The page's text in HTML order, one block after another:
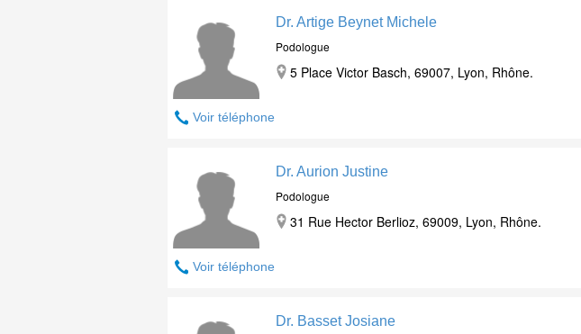
Voir téléphone
Dr. Artige Beynet Michele
Podologue
5 Place Victor Basch, 69007, Lyon, Rhône.
Voir téléphone
Dr. Aurion Justine
Podologue
31 Rue Hector Berlioz, 69009, Lyon, Rhône.
Dr. Basset Josiane